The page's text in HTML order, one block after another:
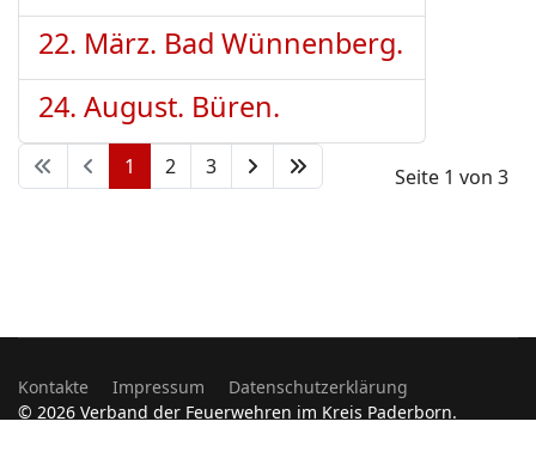
22. März. Bad Wünnenberg.
24. August. Büren.
Seite 1 von 3
1 2 3
Kontakte Impressum
Datenschutzerklärung
© 2026 Verband der Feuerwehren im Kreis Paderborn.